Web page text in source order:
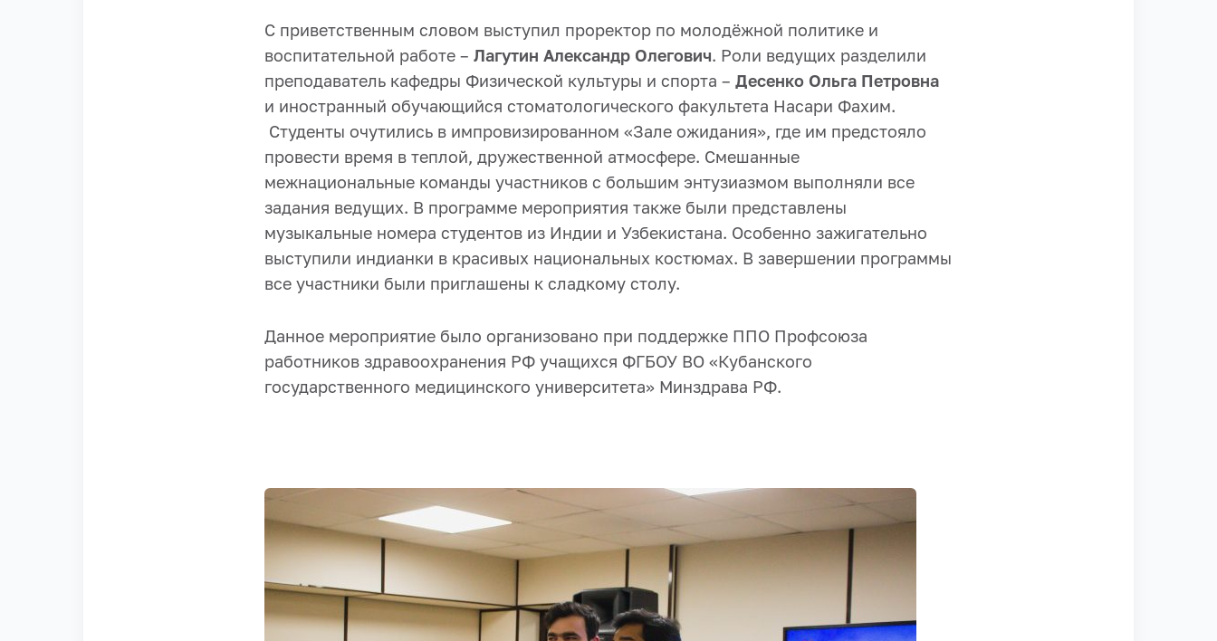
С приветственным словом выступил проректор по молодёжной политике и
воспитательной работе – Лагутин Александр Олегович. Роли ведущих разделили
преподаватель кафедры Физической культуры и спорта – Десенко Ольга Петровна
и иностранный обучающийся стоматологического факультета Насари Фахим.
Студенты очутились в импровизированном «Зале ожидания», где им предстояло
провести время в теплой, дружественной атмосфере. Смешанные
межнациональные команды участников с большим энтузиазмом выполняли все
задания ведущих. В программе мероприятия также были представлены
музыкальные номера студентов из Индии и Узбекистана. Особенно зажигательно
выступили индианки в красивых национальных костюмах. В завершении программы
все участники были приглашены к сладкому столу.
Данное мероприятие было организовано при поддержке ППО Профсоюза
работников здравоохранения РФ учащихся ФГБОУ ВО «Кубанского
государственного медицинского университета» Минздрава РФ.